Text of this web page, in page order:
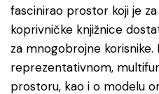
fascinirao prostor koji je
koprivničke knjižnice
za mnogobrojne
reprezentativnom,
prostoru, kao i o modelu